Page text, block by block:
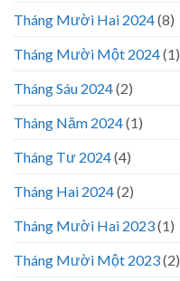
Tháng Mười Hai 2024(8)
Tháng Mười Một 2024(1)
Tháng Sáu 2024(2)
Tháng Năm 2024(1)
Tháng Tư 2024(4)
Tháng Hai 2024(2)
Tháng Mười Hai 2023(1)
Tháng Mười Một 2023(2)